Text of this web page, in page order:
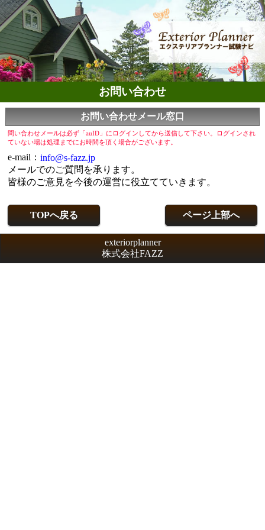
お問い合わせ
お問い合わせメール窓口
問い合わせメールは必ず「auID」にログインしてから送信して下さい。ログインされ
ていない場は処理までにお時間を頂く場合がございます。
e-mail：info@s-fazz.jp
メールでのご質問を承ります。
皆様のご意見を今後の運営に役立てていきます。
TOPへ戻る ページ上部へ
exteriorplanner
株式会社FAZZ